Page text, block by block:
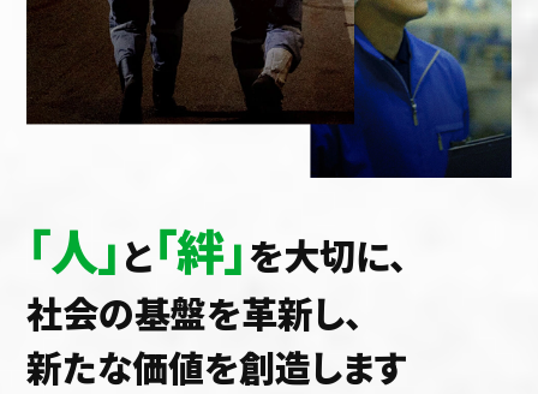
「人」 と「絆」を大切に、
社会の基盤を革新し、
新たな価値を創造します